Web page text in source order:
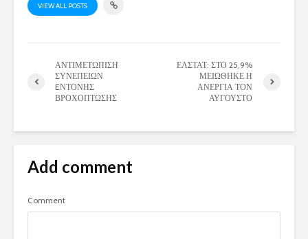
VIEW ALL POSTS
ΑΝΤΙΜΕΤΩΠΙΣΗ
ΣΥΝΕΠΕΙΩΝ
EΝΤΟΝΗΣ
ΒΡΟΧΟΠΤΩΣΗΣ
ΕΛΣΤΑΤ: ΣΤΟ 25,9%
ΜΕΙΩΘΗΚΕ Η
ΑΝΕΡΓΙΑ ΤΟΝ
ΑΥΓΟΥΣΤΟ
Add comment
Comment